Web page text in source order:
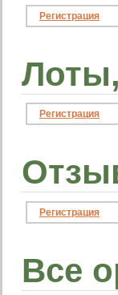
Регистрация
Регистрация
Регистрация
Все